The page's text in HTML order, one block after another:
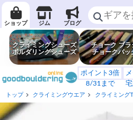
ショップ ジム ブログ
クライミングシューズ
ボルダリングシューズ
チョーク ブラ
チョークバッ
ポイント3倍
8/31まで
トップ クライミングウエア クライミング